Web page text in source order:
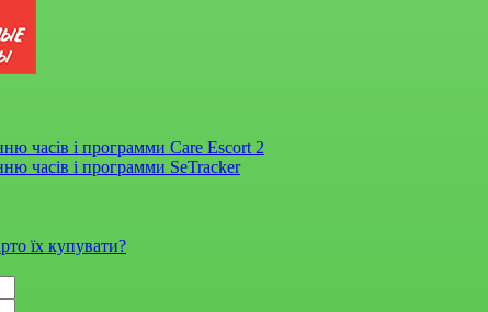
часів і программи Care Escort 2
часів і программи SeTracker
їх купувати?